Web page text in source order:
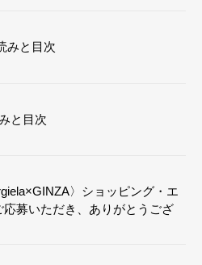
みと目次
と目次
〉ショッピング・エ
募いただき、ありがとうござ